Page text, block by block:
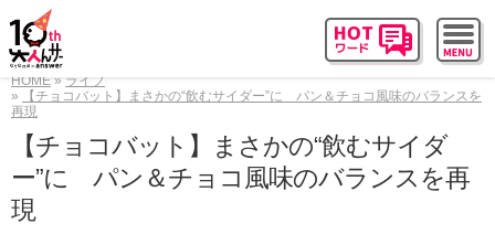
HOME
ライフ
【チョコバット】まさかの“飲むサイダー”に パン＆チョコ風味のバランスを
再現
【チョコバット】まさかの“飲むサイダ
ー”に パン＆チョコ風味のバランスを再
現